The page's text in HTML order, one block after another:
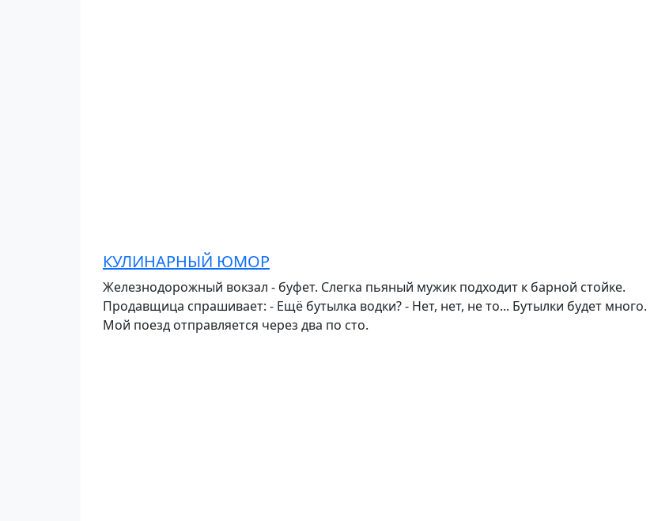
КУЛИНАРНЫЙ ЮМОР
Железнодорожный вокзал - буфет. Слегка пьяный мужик подходит к барной стойке.
Продавщица спрашивает: - Ещё бутылка водки? - Нет, нет, не то... Бутылки будет много.
Мой поезд отправляется через два по сто.